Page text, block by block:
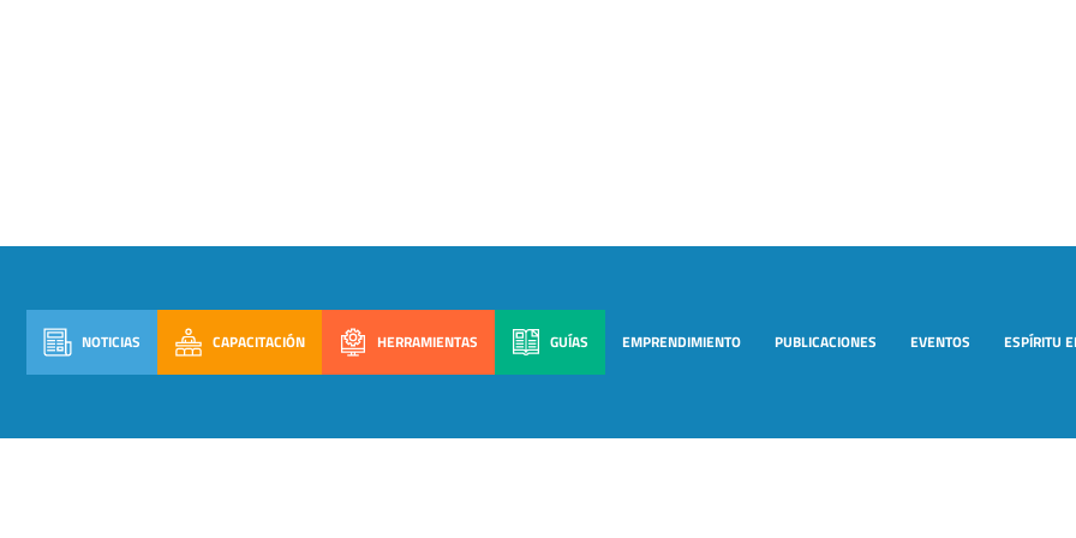
NOTICIAS CAPACITACIÓN HERRAMIENTAS GUÍAS EMPRENDIMIENTO PUBLICACIONES EVENTOS ESPÍRITU